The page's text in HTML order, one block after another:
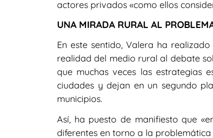
actores privados «como ellos
UNA MIRADA RURAL AL
En este sentido, Valera ha
realidad del medio rural al debate
que muchas veces las estrategias
ciudades y dejan en un segundo
municipios.
Así, ha puesto de manifiesto que
diferentes en torno a la